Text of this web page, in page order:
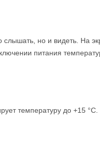
но и видеть. На
питания
температуру до +15 °C.